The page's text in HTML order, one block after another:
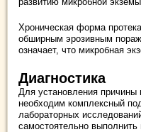
Хроническая форма
обширным эрозивным
означает, что микробная
Диагностика
Для установления причины
необходим комплексный
лабораторных
самостоятельно